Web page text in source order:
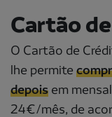
Cartão
O Cartão de
lhe permite
depois em
24€/mês, de